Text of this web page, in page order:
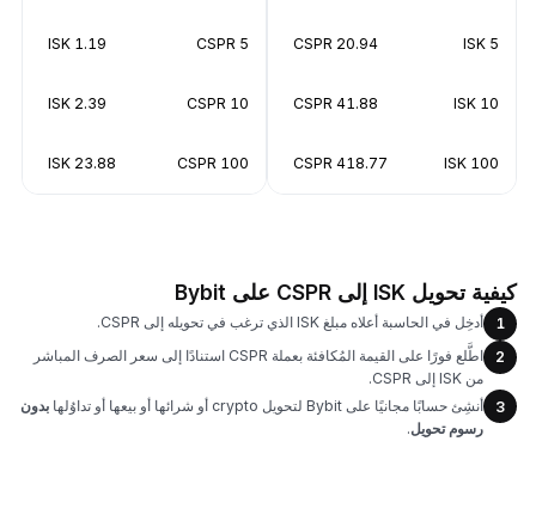
5 ISK
20.94 CSPR
10 ISK
41.88 CSPR
100 ISK
418.77 CSPR
5 CSPR
1.19 ISK
10 CSPR
2.39 ISK
100 CSPR
23.88 ISK
كيفية تحويل ISK إلى CSPR على Bybit
1
أدخِل في الحاسبة أعلاه مبلغ ISK الذي ترغب في تحويله إلى CSPR.
2
اطَّلع فورًا على القيمة المُكافئة بعملة CSPR استنادًا إلى سعر الصرف المباشر
من ISK إلى CSPR.
3
أنشِئ حسابًا مجانيًا على Bybit لتحويل crypto أو شرائها أو بيعها أو تداوُلها
بدون
رسوم تحويل.